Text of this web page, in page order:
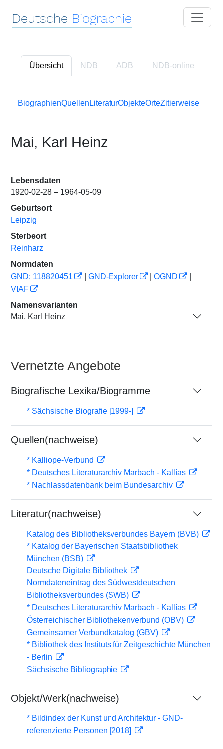
Deutsche Biographie
Übersicht NDB ADB NDB-online
BiographienQuellen LiteraturObjekteOrteZitierweise
Mai, Karl Heinz
Lebensdaten
1920-02-28 – 1964-05-09
Geburtsort
Leipzig
Sterbeort
Reinharz
Normdaten
GND: 118820451
GND-Explorer OGND
VIAF
Namensvarianten
Mai, Karl Heinz
Vernetzte Angebote
Biografische Lexika/Biogramme
* Sächsische Biografie [1999-]
Quellen(nachweise)
* Kalliope-Verbund
* Deutsches Literaturarchiv Marbach - Kallías
* Nachlassdatenbank beim Bundesarchiv
Literatur(nachweise)
Katalog des Bibliotheksverbundes Bayern (BVB)
* Katalog der Bayerischen Staatsbibliothek
München (BSB)
Deutsche Digitale Bibliothek
Normdateneintrag des Südwestdeutschen
Bibliotheksverbundes (SWB)
* Deutsches Literaturarchiv Marbach - Kallías
Österreichischer Bibliothekenverbund (OBV)
Gemeinsamer Verbundkatalog (GBV)
* Bibliothek des Instituts für Zeitgeschichte München
- Berlin
Sächsische Bibliographie
Objekt/Werk(nachweise)
* Bildindex der Kunst und Architektur - GND-
referenzierte Personen [2018]